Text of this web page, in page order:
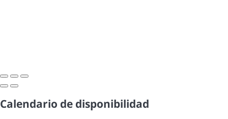
Calendario de disponibilidad